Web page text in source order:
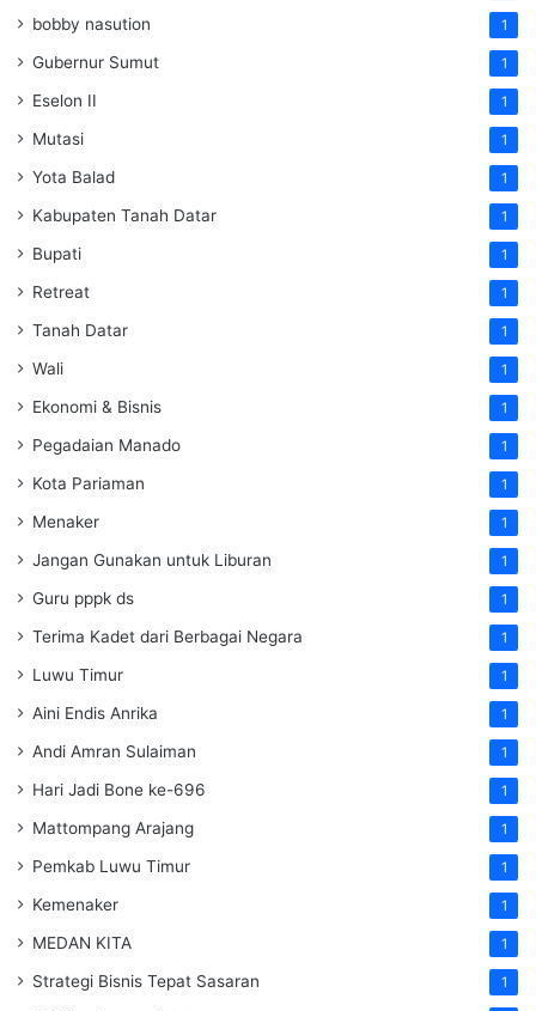
bobby nasution 1
Gubernur Sumut 1
Eselon II 1
Mutasi 1
Yota Balad 1
Kabupaten Tanah Datar 1
Bupati 1
Retreat 1
Tanah Datar 1
Wali 1
Ekonomi & Bisnis 1
Pegadaian Manado 1
Kota Pariaman 1
Menaker 1
Jangan Gunakan untuk Liburan 1
Guru pppk ds 1
Terima Kadet dari Berbagai Negara 1
Luwu Timur 1
Aini Endis Anrika 1
Andi Amran Sulaiman 1
Hari Jadi Bone ke-696 1
Mattompang Arajang 1
Pemkab Luwu Timur 1
Kemenaker 1
MEDAN KITA 1
Strategi Bisnis Tepat Sasaran 1